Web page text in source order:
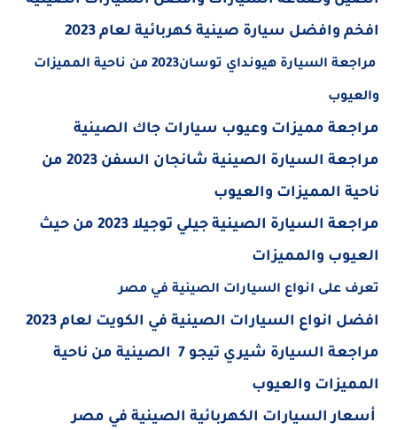
افخم وافضل سيارة صينية كهربائية لعام 2023
مراجعة السيارة هيونداي توسان2023 من ناحية المميزات
والعيوب
مراجعة مميزات وعيوب سيارات جاك الصينية
مراجعة السيارة الصينية شانجان السفن 2023 من
ناحية المميزات والعيوب
مراجعة السيارة الصينية جيلي توجيلا 2023 من حيث
العيوب والمميزات
تعرف على انواع السيارات الصينية في مصر
افضل انواع السيارات الصينية في الكويت لعام 2023
مراجعة السيارة شيري تيجو 7 الصينية من ناحية
المميزات والعيوب
أسعار السيارات الكهربائية الصينية في مصر